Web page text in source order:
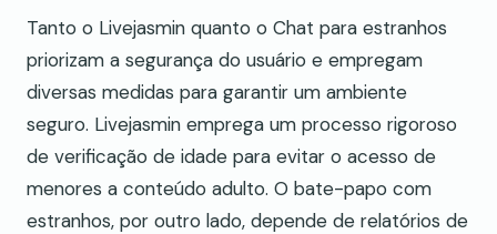
Tanto o Livejasmin quanto o Chat para estranhos
priorizam a segurança do usuário e empregam
diversas medidas para garantir um ambiente
seguro. Livejasmin emprega um processo rigoroso
de verificação de idade para evitar o acesso de
menores a conteúdo adulto. O bate-papo com
estranhos, por outro lado, depende de relatórios de